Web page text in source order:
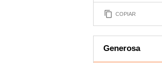
COPIAR
Generosa